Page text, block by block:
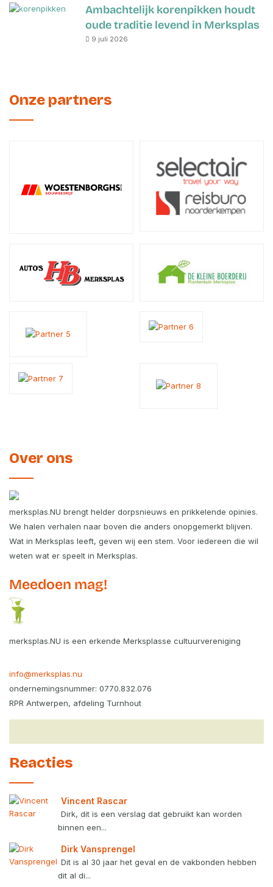
Ambachtelijk korenpikken houdt
oude traditie levend in Merksplas
9 juli 2026
Onze partners
Over ons
merksplas.NU brengt helder dorpsnieuws en prikkelende opinies.
We halen verhalen naar boven die anders onopgemerkt blijven.
Wat in Merksplas leeft, geven wij een stem. Voor iedereen die wil
weten wat er speelt in Merksplas.
Meedoen mag!
merksplas.NU is een erkende Merksplasse cultuurvereniging
info@merksplas.nu
ondernemingsnummer: 0770.832.076
RPR Antwerpen, afdeling Turnhout
Reacties
Vincent Rascar
Dirk, dit is een verslag dat gebruikt kan worden
binnen een...
Dirk Vansprengel
Dit is al 30 jaar het geval en de vakbonden hebben
dit al di...